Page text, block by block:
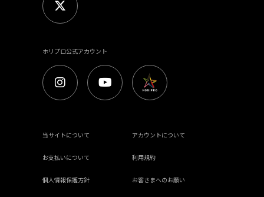
ホリプロ公式アカウント
当サイトについて アカウントについて
お支払いについて 利用規約
個人情報保護方針 お客さまへのお願い